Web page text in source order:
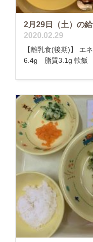
2月29日（土）の
2020.02.29
【離乳食(後期)】 エ
6.4g 脂質3.1g 軟